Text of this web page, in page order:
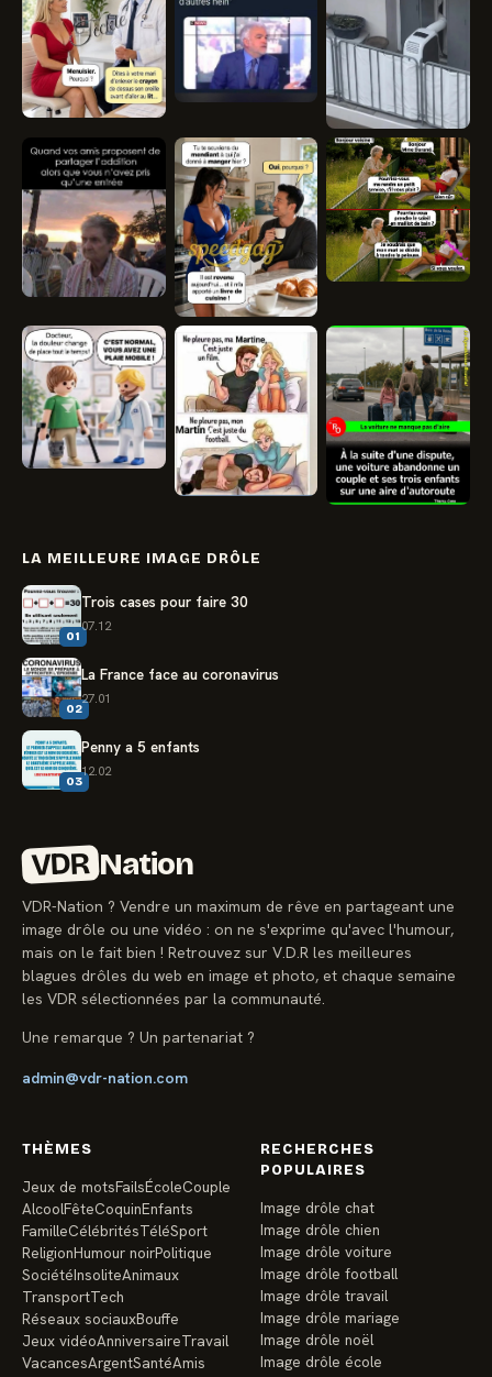
LA MEILLEURE IMAGE DRÔLE
01
Trois cases pour faire 30
07.12
02
La France face au coronavirus
27.01
03
Penny a 5 enfants
12.02
VDR Nation
VDR-Nation ? Vendre un maximum de rêve en partageant une
image drôle ou une vidéo : on ne s'exprime qu'avec l'humour,
mais on le fait bien ! Retrouvez sur V.D.R les meilleures
blagues drôles du web en image et photo, et chaque semaine
les VDR sélectionnées par la communauté.
Une remarque ? Un partenariat ?
admin@vdr-nation.com
THÈMES
Jeux de motsFailsÉcoleCouple
AlcoolFêteCoquinEnfants
FamilleCélébritésTéléSport
ReligionHumour noirPolitique
SociétéInsoliteAnimaux
TransportTech
Réseaux sociauxBouffe
Jeux vidéoAnniversaireTravail
VacancesArgentSantéAmis
RECHERCHES
POPULAIRES
Image drôle chat
Image drôle chien
Image drôle voiture
Image drôle football
Image drôle travail
Image drôle mariage
Image drôle noël
Image drôle école